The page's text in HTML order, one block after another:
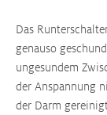
Das
genauso
ungesundem
der Anspannung
der Darm